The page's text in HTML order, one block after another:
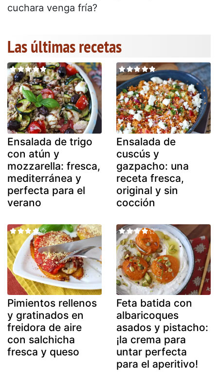
cuchara venga fría?
Las últimas recetas
Ensalada de trigo
con atún y
mozzarella: fresca,
mediterránea y
perfecta para el
verano
Ensalada de
cuscús y
gazpacho: una
receta fresca,
original y sin
cocción
Pimientos rellenos
y gratinados en
freidora de aire
con salchicha
fresca y queso
Feta batida con
albaricoques
asados y pistacho:
¡la crema para
untar perfecta
para el aperitivo!